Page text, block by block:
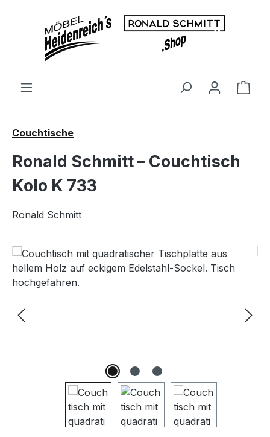
Zum Hauptinhalt springen
Couchtische
Ronald Schmitt – Couchtisch
Kolo K 733
Ronald Schmitt
Bildergalerie überspringen